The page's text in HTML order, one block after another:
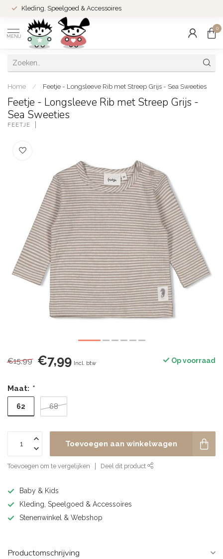
Kleding, Speelgoed & Accessoires
MENU
0
Home / Feetje - Longsleeve Rib met Streep Grijs - Sea Sweeties
Feetje - Longsleeve Rib met Streep Grijs -
Sea Sweeties
FEETJE
€15,99 €7,99 Incl. btw Op voorraad
Maat: *
62 68
Toevoegen aan winkelwagen
Toevoegen om te vergelijken Deel dit product
Baby & Kids
Kleding, Speelgoed & Accessoires
Stenenwinkel & Webshop
Productomschrijving